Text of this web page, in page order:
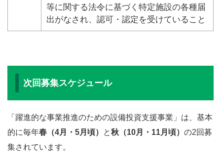
等に関する法令に基づく特定施設の各種届
出がなされ、認可・認定を受けていること
次回募集スケジュール
「躍進的な事業推進のための設備投資支援事業」は、基本
的に毎年春（4月・5月頃） と秋（10月・11月頃） の2回募
集されています。